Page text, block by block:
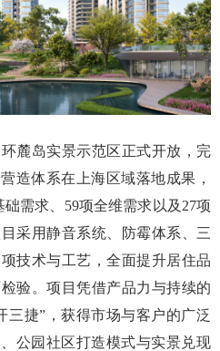
岛实景示范区正式开放，完
造体系在上海区域落地成果，
需求、59项全维需求以及27项
采用静音系统、防霉体系、三
技术与工艺，全面提升居住品
验。项目凭借产品力与持续的
三捷”，获得市场与客户的广泛
公园社区打造模式与实景兑现